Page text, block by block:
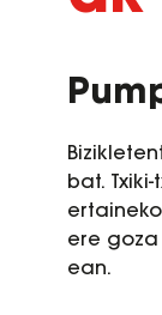
bat.
ere goza
ean.